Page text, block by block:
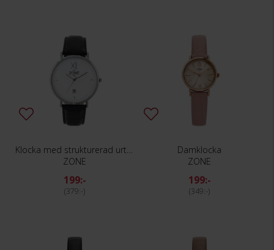
Klocka med strukturerad urtavla
ZONE
199:-
379:-
Damklocka
ZONE
199:-
349:-